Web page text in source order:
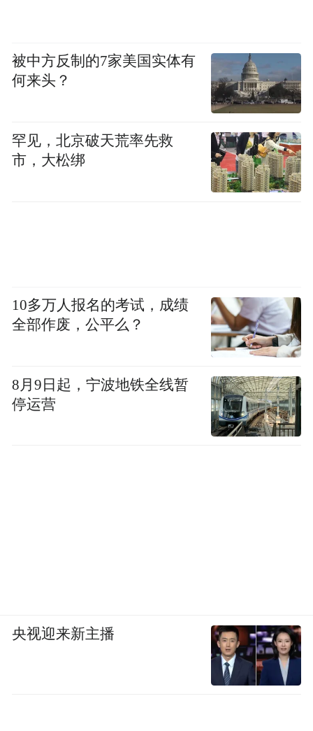
被中方反制的7家美国实体有
何来头？
罕见，北京破天荒率先救
市，大松绑
10多万人报名的考试，成绩
全部作废，公平么？
8月9日起，宁波地铁全线暂
停运营
央视迎来新主播